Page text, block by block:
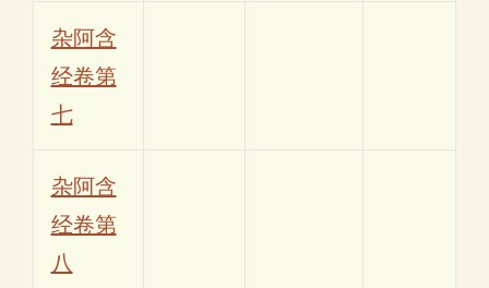
杂阿含
经卷第
七
杂阿含
经卷第
八